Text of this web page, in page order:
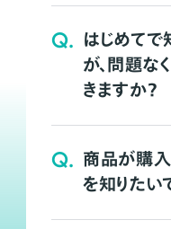
Q. はじめて
が、問題な
きますか？
Q. 商品が購
を知りたい